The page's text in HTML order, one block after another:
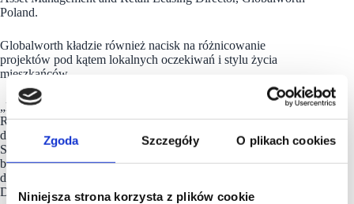
Zgoda Szczegóły O plikach cookies
Niniejsza strona korzysta z plików cookie
Poland.
Globalworth kładzie również nacisk na różnicowanie
projektów pod kątem lokalnych oczekiwań i stylu życia
mieszkańców.
„Koszyki to miejsce, które tętni życiem i wydarzeniami.
Renoma to połączenie historii PeDeTu z nowoczesnością,
dająca poczucie autentyczności i cichego prestiżu. Katowicki
Supersam to inkluzywność, zieleń i trendy eko, które wkrótce
będą jego wizytówką – każdy projekt ma swoją wizytówkę” –
dodała Barbara Wójcik, Asset Management and Retail Leasing
Director, Globalworth Poland.